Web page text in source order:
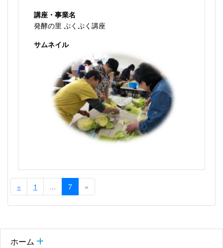
ホーム
講座・事業名
発酵の里 ぷくぷく講座
サムネイル
« 1 ... 7 »